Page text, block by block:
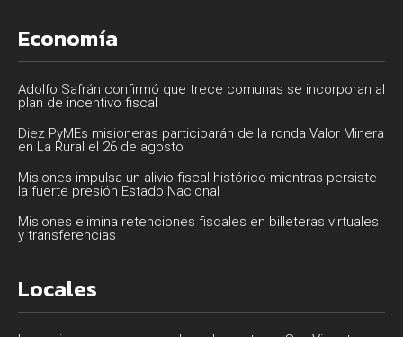
Economía
Adolfo Safrán confirmó que trece comunas se incorporan al
plan de incentivo fiscal
Diez PyMEs misioneras participarán de la ronda Valor Minera
en La Rural el 26 de agosto
Misiones impulsa un alivio fiscal histórico mientras persiste
la fuerte presión Estado Nacional
Misiones elimina retenciones fiscales en billeteras virtuales
y transferencias
Locales